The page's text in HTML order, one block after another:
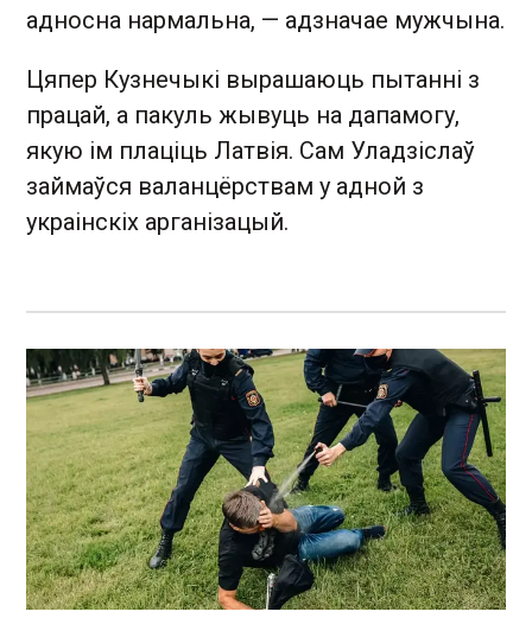
адносна нармальна, — адзначае мужчына.
Цяпер Кузнечыкі вырашаюць пытанні з
працай, а пакуль жывуць на дапамогу,
якую ім плаціць Латвія. Сам Уладзіслаў
займаўся валанцёрствам у адной з
украінскіх арганізацый.